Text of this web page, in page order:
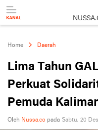
Home Daerah
Lima Tahun
Perkuat
Pemuda
Oleh Nussa.co pada Sabtu, 20